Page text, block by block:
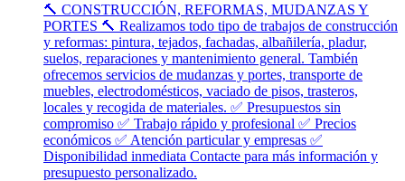
🔨 CONSTRUCCIÓN, REFORMAS, MUDANZAS Y
PORTES 🔨 Realizamos todo tipo de trabajos de construcción
y reformas: pintura, tejados, fachadas, albañilería, pladur,
suelos, reparaciones y mantenimiento general. También
ofrecemos servicios de mudanzas y portes, transporte de
muebles, electrodomésticos, vaciado de pisos, trasteros,
locales y recogida de materiales. ✅ Presupuestos sin
compromiso ✅ Trabajo rápido y profesional ✅ Precios
económicos ✅ Atención particular y empresas ✅
Disponibilidad inmediata Contacte para más información y
presupuesto personalizado.